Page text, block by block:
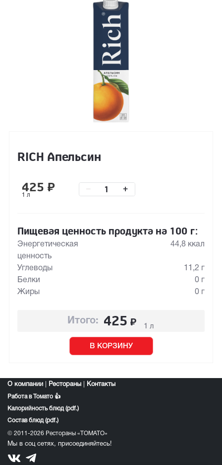
RICH Апельсин
425 ₽
1 л
+
Пищевая ценность продукта на 100 г:
Энергетическая
ценность
44,8 ккал
Углеводы
11,2 г
Белки
0 г
Жиры
0 г
Итого: 425 ₽ 1 л
В КОРЗИНУ
О компании Рестораны Контакты
Работа в Томато 👍
Калорийность блюд (pdf.)
Состав блюд (pdf.)
© 2011-2026 Рестораны «ТОМАТО»
Мы в соц сетях, присоединяйтесь!